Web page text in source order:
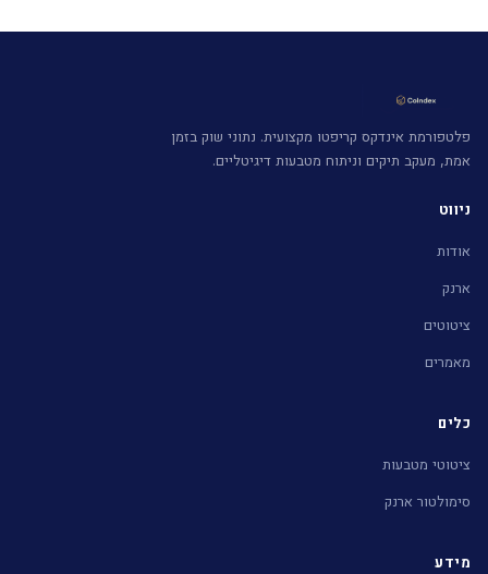
פלטפורמת אינדקס קריפטו מקצועית. נתוני שוק בזמן
אמת, מעקב תיקים וניתוח מטבעות דיגיטליים.
ניווט
אודות
ארנק
ציטוטים
מאמרים
כלים
ציטוטי מטבעות
סימולטור ארנק
מידע